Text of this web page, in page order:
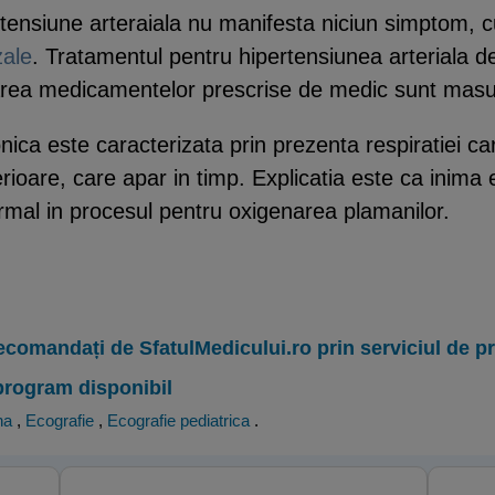
arteraiala nu manifesta niciun simptom,
. Tratamentul pentru hipertensiunea arteriala
medicamentelor prescrise de medic sunt
este caracterizata prin prezenta respiratiei
care apar in timp. Explicatia este ca inima
in procesul pentru oxigenarea plamanilor.
de SfatulMedicului.ro prin serviciul de
disponibil
, Ecografie , Ecografie pediatrica .